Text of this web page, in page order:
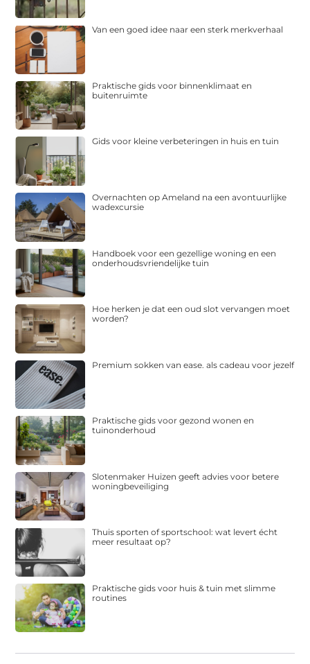
Van een goed idee naar een sterk merkverhaal
Praktische gids voor binnenklimaat en
buitenruimte
Gids voor kleine verbeteringen in huis en tuin
Overnachten op Ameland na een avontuurlijke
wadexcursie
Handboek voor een gezellige woning en een
onderhoudsvriendelijke tuin
Hoe herken je dat een oud slot vervangen moet
worden?
Premium sokken van ease. als cadeau voor jezelf
Praktische gids voor gezond wonen en
tuinonderhoud
Slotenmaker Huizen geeft advies voor betere
woningbeveiliging
Thuis sporten of sportschool: wat levert écht
meer resultaat op?
Praktische gids voor huis & tuin met slimme
routines